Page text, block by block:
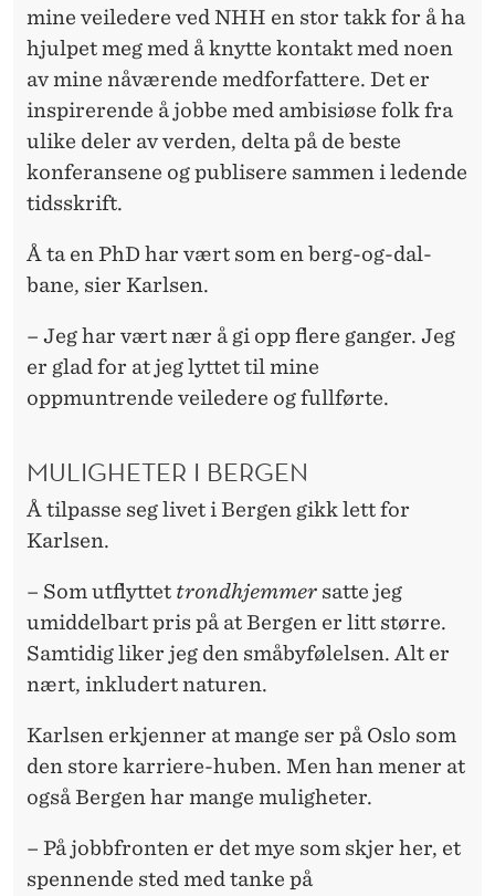
mine veiledere ved NHH en stor takk for å ha
hjulpet meg med å knytte kontakt med noen
av mine nåværende medforfattere. Det er
inspirerende å jobbe med ambisiøse folk fra
ulike deler av verden, delta på de beste
konferansene og publisere sammen i ledende
tidsskrift.
Å ta en PhD har vært som en berg-og-dal-
bane, sier Karlsen.
– Jeg har vært nær å gi opp flere ganger. Jeg
er glad for at jeg lyttet til mine
oppmuntrende veiledere og fullførte.
MULIGHETER I BERGEN
Å tilpasse seg livet i Bergen gikk lett for
Karlsen.
– Som utflyttet trondhjemmer satte jeg
umiddelbart pris på at Bergen er litt større.
Samtidig liker jeg den småbyfølelsen. Alt er
nært, inkludert naturen.
Karlsen erkjenner at mange ser på Oslo som
den store karriere-huben. Men han mener at
også Bergen har mange muligheter.
– På jobbfronten er det mye som skjer her, et
spennende sted med tanke på